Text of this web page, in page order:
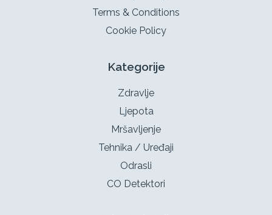
Terms & Conditions
Cookie Policy
Kategorije
Zdravlje
Ljepota
Mršavljenje
Tehnika / Uređaji
Odrasli
CO Detektori